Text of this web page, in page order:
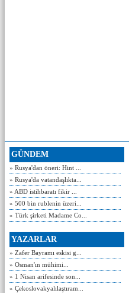
GÜNDEM
» Rusya'dan öneri: Hint ...
» Rusya'da vatandaşlıkta...
» ABD istihbaratı fikir ...
» 500 bin rublenin üzeri...
» Türk şirketi Madame Co...
YAZARLAR
» Zafer Bayramı eskisi g...
» Osman'ın mühimi...
» 1 Nisan arifesinde son...
» Çekoslovakyalılaştıram...